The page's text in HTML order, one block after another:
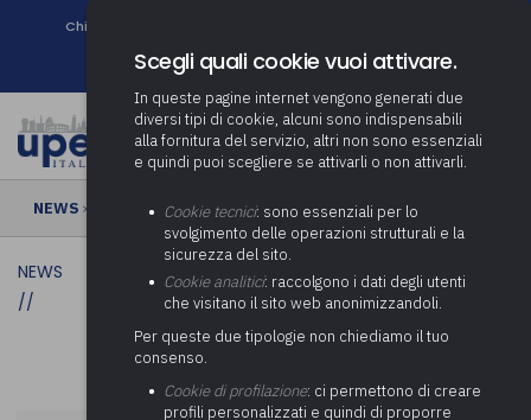
Chi siamo
Newsletter
NEWS ›
NEWS
//
Scegli quali cookie vuoi attivare.
In queste pagine internet vengono generati due
diversi tipi di cookie, alcuni sono indispensabili
alla fornitura del servizio, altri non sono essenziali
e quindi puoi scegliere se attivarli o non attivarli.
Cookie tecnici: sono essenziali per lo
svolgimento delle operazioni strutturali e la
sicurezza del sito.
Cookie analitici: raccolgono i dati degli utenti
che visitano il sito web anonimizzandoli.
Per queste due tipologie non chiediamo il tuo
consenso.
Cookie di profilazione: ci permettono di creare
profili personalizzati e quindi di proporre